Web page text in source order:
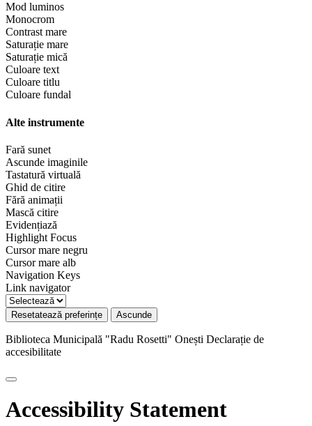
Mod luminos
Monocrom
Contrast mare
Saturație mare
Saturație mică
Culoare text
Culoare titlu
Culoare fundal
Alte instrumente
Fară sunet
Ascunde imaginile
Tastatură virtuală
Ghid de citire
Fără animații
Mască citire
Evidențiază
Highlight Focus
Cursor mare negru
Cursor mare alb
Navigation Keys
Link navigator
Resetatează preferințe Ascunde
Biblioteca Municipală "Radu Rosetti" Onești Declarație de
accesibilitate
Accessibility Statement